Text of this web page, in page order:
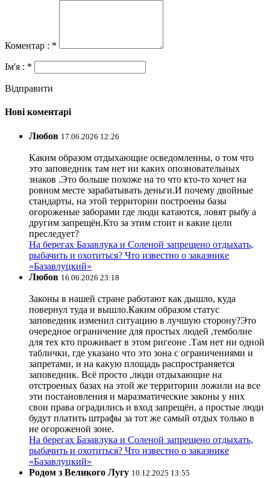
Коментар : *
Ім'я : *
Відправити
Нові коментарі
Любов 17.06.2026 12:26
Каким образом отдыхающие осведомленны, о том что
это заповедник там нет ни каких опозновательных
знаков .Это больше похоже на то что кто-то хочет на
ровном месте зарабатывать деньги.И почему двойные
стандарты, на этой территории построены базы
огороженые заборами где люди катаются, ловят рыбу а
другим запрещён.Кто за этим стоит и какие цели
преследует?
На берегах Базавлука и Соленой запрещено отдыхать,
рыбачить и охотиться? Что известно о заказнике
«Базавлуцкий»
Любов 16.06.2026 23:18
Законы в нашей стране работают как дышло, куда
повернул туда и вышло.Каким образом статус
заповедник изменил ситуацию в лучшую сторону?Это
очередное ограничение для простых людей ,темболие
для тех кто проживает в этом ригеоне .Там нет ни одной
таблички, где указано что это зона с ограничениями и
запретами, и на какую площадь распространяется
заповедник. Всё просто ,люди отдыхающие на
отстроеных базах на этой же территории ложили на все
эти постановления и маразматические законы у них
свои права оградились и вход запрещён, а простые люди
будут платить штрафы за тот же самый отдых только в
не огороженой зоне.
На берегах Базавлука и Соленой запрещено отдыхать,
рыбачить и охотиться? Что известно о заказнике
«Базавлуцкий»
Родом з Великого Лугу 10.12.2025 13:55